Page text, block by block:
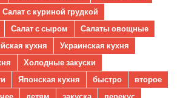
Салат с куриной грудкой
Салат с сыром
Салаты овощные
кухня
Украинская кухня
Холодные закуски
Японская кухня быстро
второе